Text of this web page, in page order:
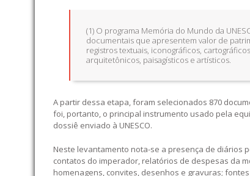
(1) O programa Memória do Mundo da
documentais que apresentem valor de
registros textuais, iconográficos,
arquitetônicos, paisagísticos e artísticos.
A partir dessa etapa, foram selecionados 870
foi, portanto, o principal instrumento usado pela
dossiê enviado à UNESCO.
Neste levantamento nota-se a presença de diários
contatos do imperador, relatórios de despesas da
homenagens, convites, desenhos e gravuras;